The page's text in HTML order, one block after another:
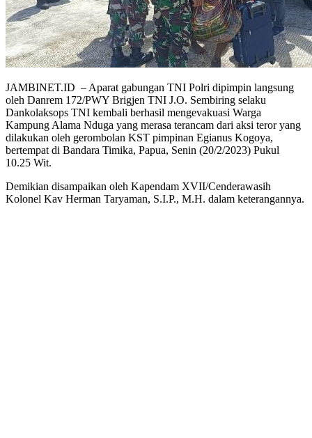
JAMBINET.ID – Aparat gabungan TNI Polri dipimpin langsung
oleh Danrem 172/PWY Brigjen TNI J.O. Sembiring selaku
Dankolaksops TNI kembali berhasil mengevakuasi Warga
Kampung Alama Nduga yang merasa terancam dari aksi teror yang
dilakukan oleh gerombolan KST pimpinan Egianus Kogoya,
bertempat di Bandara Timika, Papua, Senin (20/2/2023) Pukul
10.25 Wit.
Demikian disampaikan oleh Kapendam XVII/Cenderawasih
Kolonel Kav Herman Taryaman, S.I.P., M.H. dalam keterangannya.